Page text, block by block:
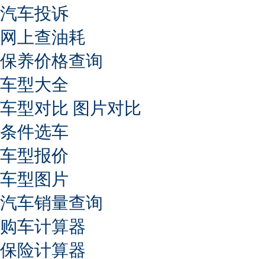
汽车投诉
网上查油耗
保养价格查询
车型大全
车型对比 图片对比
条件选车
车型报价
车型图片
汽车销量查询
购车计算器
保险计算器